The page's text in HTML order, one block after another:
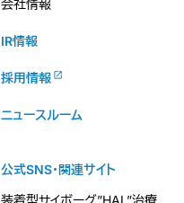
会社情報
IR情報
採用情報
ニュースルーム
公式SNS・関連サイト
装着型サイボーグ”HAL”治療